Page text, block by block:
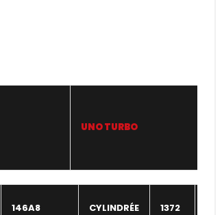
UNO TURBO
146A8
CYLINDRÉE
1372